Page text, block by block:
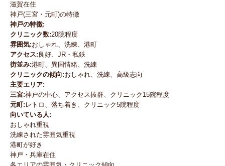
滋賀在住
神戸(三宮・元町)の特徴
神戸の特徴:
クリニック数:20院程度
雰囲気:おしゃれ、洗練、港町
アクセス: 良好、JR・私鉄
街並み:港町、異国情緒、洗練
クリニックの傾向:おしゃれ、洗練、高級志向
主要エリア:
三宮:神戸の中心、アクセス抜群、クリニック15院程度
元町: レトロ、落ち着き、クリニック5院程度
向いている人:
おしゃれ重視
洗練された雰囲気重視
港町が好き
神戸・兵庫在住